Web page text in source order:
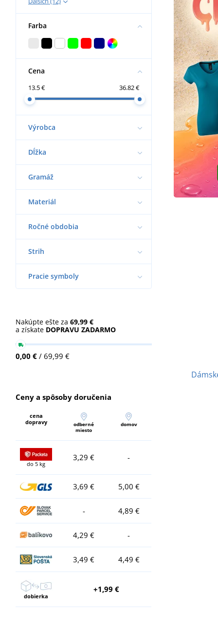
Farba
Cena
13.5 € 36.82 €
Výrobca
Dĺžka
Gramáž
Materiál
Ročné obdobia
Strih
Pracie symboly
Nakúpte ešte za 69,99 €
a získate DOPRAVU ZADARMO
0,00 € / 69,99 €
Ceny a spôsoby doručenia
cena
dopravy
odberné
miesto
domov
do 5 kg
3,29 € -
3,69 € 5,00 €
- 4,89 €
4,29 € -
3,49 € 4,49 €
dobierka
+1,99 €